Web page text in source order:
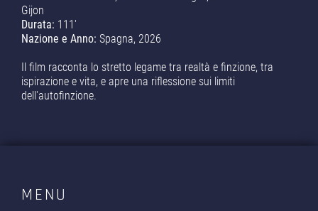
Gijon
Durata: 111'
Nazione e Anno: Spagna, 2026
Il film racconta lo stretto legame tra realtà e finzione, tra
ispirazione e vita, e apre una riflessione sui limiti
dell'autofinzione.
MENU